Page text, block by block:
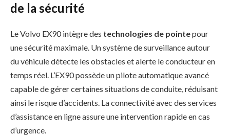
de la sécurité
Le Volvo EX90 intègre des technologies de pointepour
une sécurité maximale. Un système de surveillance autour
du véhicule détecte les obstacles et alerte le conducteur en
temps réel. L’EX90 possède un pilote automatique avancé
capable de gérer certaines situations de conduite, réduisant
ainsi le risque d’accidents. La connectivité avec des services
d’assistance en ligne assure une intervention rapide en cas
d’urgence.